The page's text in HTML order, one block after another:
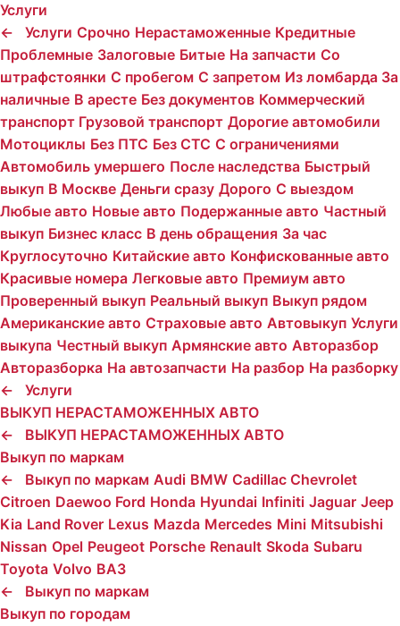
Услуги
←
Услуги Срочно Нерастаможенные Кредитные
Проблемные Залоговые Битые На запчасти Со
штрафстоянки С пробегом С запретом Из ломбарда За
наличные В аресте Без документов Коммерческий
транспорт Грузовой транспорт Дорогие автомобили
Мотоциклы Без ПТС Без СТС С ограничениями
Автомобиль умершего После наследства Быстрый
выкуп В Москве Деньги сразу Дорого С выездом
Любые авто Новые авто Подержанные авто Частный
выкуп Бизнес класс В день обращения За час
Круглосуточно Китайские авто Конфискованные авто
Красивые номера Легковые авто Премиум авто
Проверенный выкуп Реальный выкуп Выкуп рядом
Американские авто Страховые авто Автовыкуп Услуги
выкупа Честный выкуп Армянские авто Авторазбор
Авторазборка На автозапчасти На разбор На разборку
←
Услуги
ВЫКУП НЕРАСТАМОЖЕННЫХ АВТО
←
ВЫКУП НЕРАСТАМОЖЕННЫХ АВТО
Выкуп по маркам
←
Выкуп по маркам Audi BMW Cadillac Chevrolet
Citroen Daewoo Ford Honda Hyundai Infiniti Jaguar Jeep
Kia Land Rover Lexus Mazda Mercedes Mini Mitsubishi
Nissan Opel Peugeot Porsche Renault Skoda Subaru
Toyota Volvo ВАЗ
←
Выкуп по маркам
Выкуп по городам